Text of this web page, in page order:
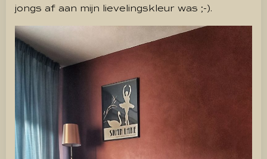
jongs af aan mijn lievelingskleur was ;-).